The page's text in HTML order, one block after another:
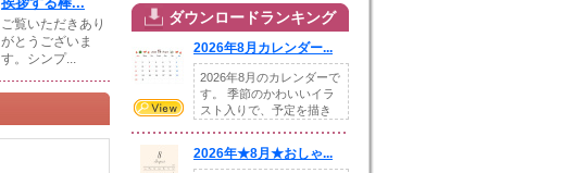
ご覧いただきあり
がとうございま
す。シンプ...
ダウンロードランキング
2026年8月カレンダー...
2026年8月のカレンダーで
す。 季節のかわいいイラ
スト入りで、予定を描き
2026年★8月★おしゃ...